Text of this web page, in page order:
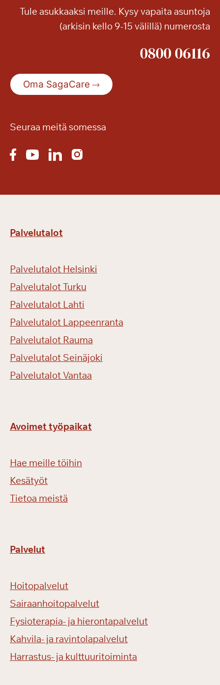
Tule asukkaaksi meille. Kysy vapaita asuntoja
(arkisin kello 9-15 välillä) numerosta
0800 06116
Oma SagaCare
Seuraa meitä somessa
Palvelutalot
Palvelutalot Helsinki
Palvelutalot Turku
Palvelutalot Lahti
Palvelutalot Lappeenranta
Palvelutalot Rauma
Palvelutalot Seinäjoki
Palvelutalot Vantaa
Avoimet työpaikat
Hae meille töihin
Kesätyöt
Tietoa meistä
Palvelut
Hoitopalvelut
Sairaanhoitopalvelut
Fysioterapia- ja hierontapalvelut
Kahvila- ja ravintolapalvelut
Harrastus- ja kulttuuritoiminta